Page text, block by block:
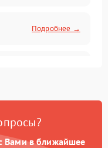
Подробнее →
Подробнее →
Вами в ближайшее